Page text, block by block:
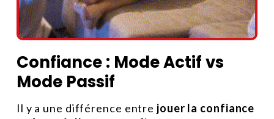
Confiance : Mode Actif vs
Mode Passif
Il y a une différence entre jouer la confiance